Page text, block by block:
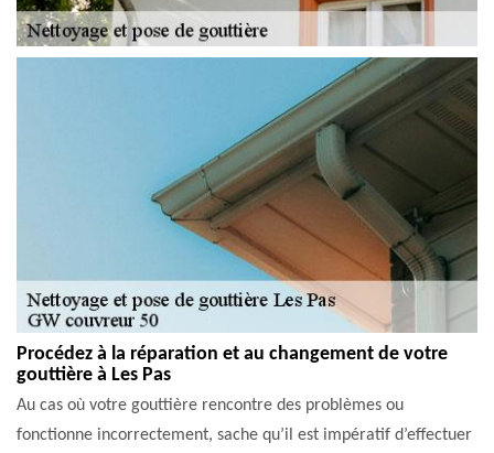
Procédez à la réparation et au changement de votre
gouttière à Les Pas
Au cas où votre gouttière rencontre des problèmes ou
fonctionne incorrectement, sache qu’il est impératif d’effectuer